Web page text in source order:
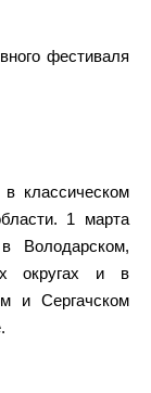
фестиваля
классическом
1 марта
Володарском,
округах и в
и Сергачском